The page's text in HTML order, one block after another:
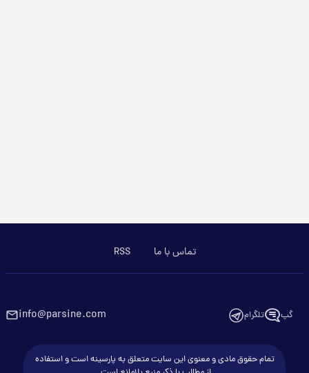
تماس با ما RSS
گپ تلگرام info@parsine.com
تمام حقوق مادی و معنوی این سایت متعلق به پارسینه است و استفاده